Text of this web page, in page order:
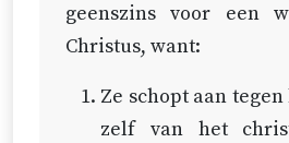
geenszins voor een
Christus, want:
Ze schopt aan
zelf van het